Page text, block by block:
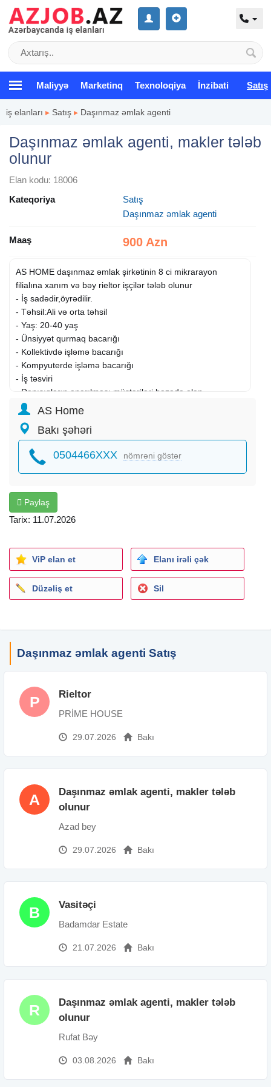
Maliyyə Marketinq Texnoloqiya İnzibati Satış
iş elanları ▸ Satış ▸ Daşınmaz əmlak agenti
Daşınmaz əmlak agenti, makler tələb
olunur
Elan kodu: 18006
Kateqoriya
Satış
Daşınmaz əmlak agenti
Maaş 900 Azn
AS HOME daşınmaz əmlak şirkətinin 8 ci mikrarayon
filialına xanım və bəy rieltor işçilər tələb olunur
- İş sadədir,öyrədilir.
- Təhsil:Ali və orta təhsil
- Yaş: 20-40 yaş
- Ünsiyyət qurmaq bacarığı
- Kollektivdə işləmə bacarığı
- Kompyuterde işləmə bacarığı
- İş təsviri
- Danışıqların aparılması,müştəriləri bazada olan
məlumatlarla tanış etmək və məlumat vermək
məhsulunu təklif etmək
- Mənzillərə baxış keçirmək
- Ofisdə informasiya bazası ilə işləmək
- İş qrafiki:həftədə 6 gün
- Ödənişli elan saytlarına limitsiz elan.
- Maaş:Görülən işin 50%-i
Daşınmaz əmlak agenti
İxtisas: Daşınmaz əmlak agenti/ makler
Şirkət növü: Birbaşa işəgötürən
İş qrafiki: Tam
İş təcrübəsi: Təcrübəsiz
.,Səttar Bəhlulzadə 95
AS Home
Bakı şəhəri
0504466XXX nömrəni göstər
Paylaş
Tarix: 11.07.2026
ViP elan et Elanı irəli çək
Düzəliş et Sil
Daşınmaz əmlak agenti Satış
P Rieltor
PRİME HOUSE
29.07.2026 Bakı
A
Daşınmaz əmlak agenti, makler tələb
olunur
Azad bey
29.07.2026 Bakı
B Vasitəçi
Badamdar Estate
21.07.2026 Bakı
R
Daşınmaz əmlak agenti, makler tələb
olunur
Rufat Bəy
03.08.2026 Bakı